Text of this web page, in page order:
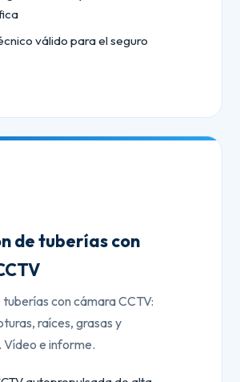
válido para el seguro
de tuberías con
con cámara CCTV:
raíces, grasas y
Vídeo e informe.